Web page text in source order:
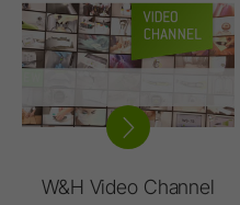
W&H Video Channel